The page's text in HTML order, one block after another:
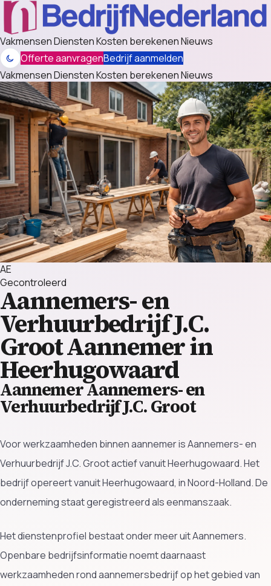
VakmensenDienstenKosten berekenenNieuws
Offerte aanvragenBedrijf aanmelden
VakmensenDienstenKosten berekenenNieuws
AE
Gecontroleerd
Aannemers- en
Verhuurbedrijf J.C.
GrootAannemer in
Heerhugowaard
Aannemer Aannemers- en
Verhuurbedrijf J.C. Groot
Voor werkzaamheden binnen aannemer is Aannemers- en
Verhuurbedrijf J.C. Groot actief vanuit Heerhugowaard. Het
bedrijf opereert vanuit Heerhugowaard, in Noord-Holland. De
onderneming staat geregistreerd als eenmanszaak.
Het dienstenprofiel bestaat onder meer uit Aannemers.
Openbare bedrijfsinformatie noemt daarnaast
werkzaamheden rond aannemersbedrijf op het gebied van